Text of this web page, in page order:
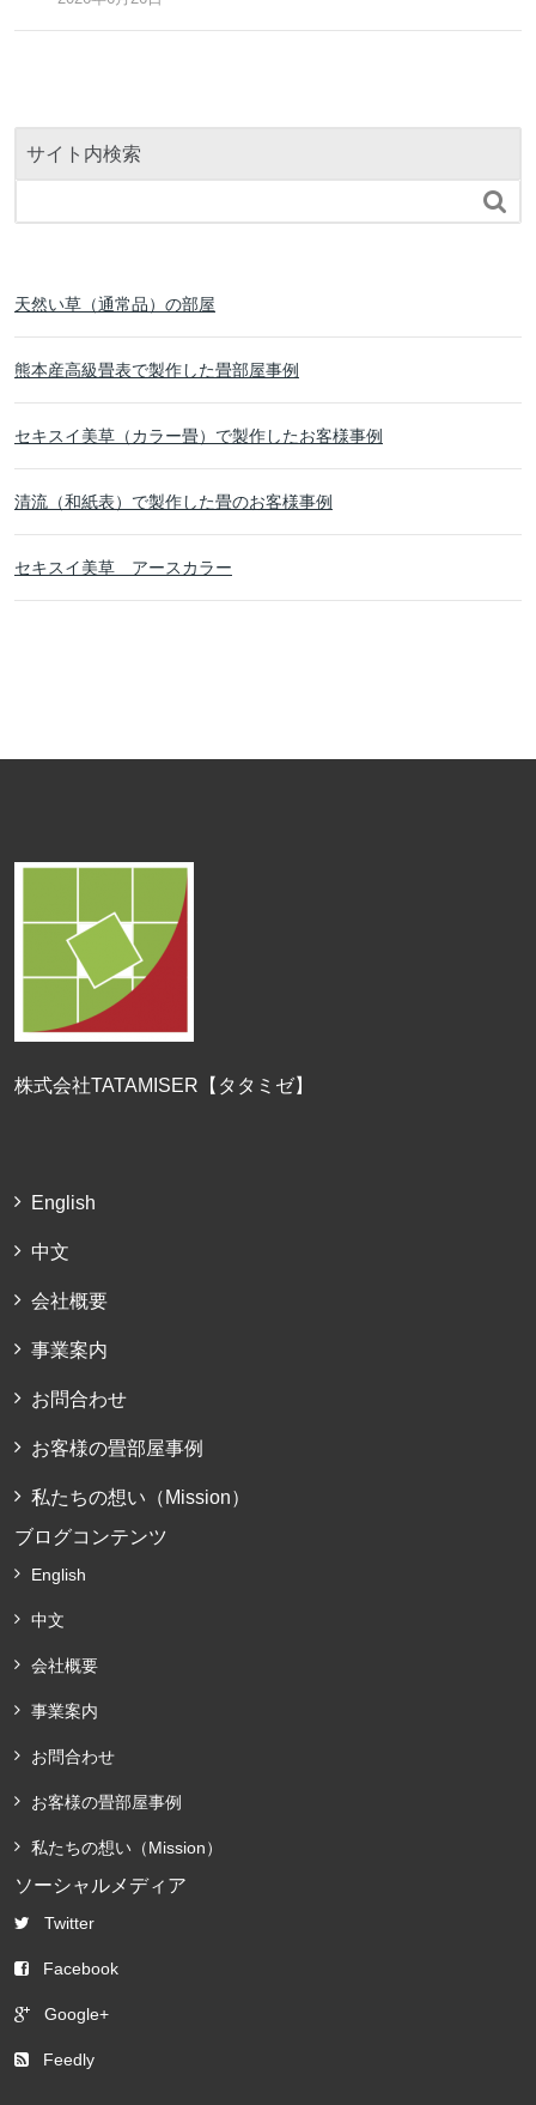
サイト内検索

天然い草（通常品）の部屋
熊本産高級畳表で製作した畳部屋事例
セキスイ美草（カラー畳）で製作したお客様事例
清流（和紙表）で製作した畳のお客様事例
セキスイ美草 アースカラー
株式会社TATAMISER【タタミゼ】
English
中文
会社概要
事業案内
お問合わせ
お客様の畳部屋事例
私たちの想い（Mission）
ブログコンテンツ
English
中文
会社概要
事業案内
お問合わせ
お客様の畳部屋事例
私たちの想い（Mission）
ソーシャルメディア
Twitter
Facebook
Google+
Feedly